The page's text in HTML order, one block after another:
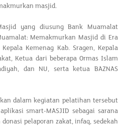
masjid.
yang diusung Bank Muamalat
Memakmurkan Masjid di Era
Kemenag Kab. Sragen, Kepala
Ketua dari beberapa Ormas Islam
dan NU, serta ketua BAZNAS
dalam kegiatan pelatihan tersebut
smart-MASJID sebagai sarana
pelaporan zakat, infaq, sedekah